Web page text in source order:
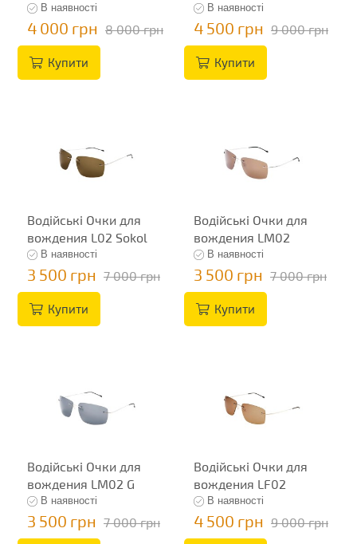
В наявності
4 000 грн 8 000 грн
Купити
В наявності
4 500 грн 9 000 грн
Купити
Водійські Очки для
вождения L02 Sokol
В наявності
3 500 грн 7 000 грн
Купити
Водійські Очки для
вождения LM02
В наявності
3 500 грн 7 000 грн
Купити
Водійські Очки для
вождения LM02 G
В наявності
3 500 грн 7 000 грн
Водійські Очки для
вождения LF02
В наявності
4 500 грн 9 000 грн